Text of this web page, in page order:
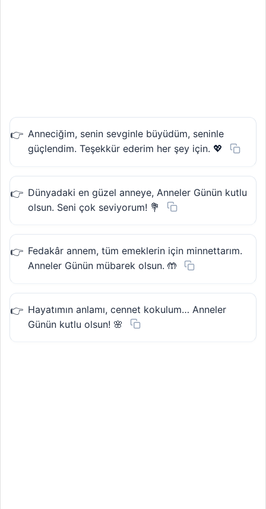
Anneciğim, senin sevginle büyüdüm, seninle
güçlendim. Teşekkür ederim her şey için. 💖
Dünyadaki en güzel anneye, Anneler Günün kutlu
olsun. Seni çok seviyorum! 💐
Fedakâr annem, tüm emeklerin için minnettarım.
Anneler Günün mübarek olsun. 🤲
Hayatımın anlamı, cennet kokulum… Anneler
Günün kutlu olsun! 🌸